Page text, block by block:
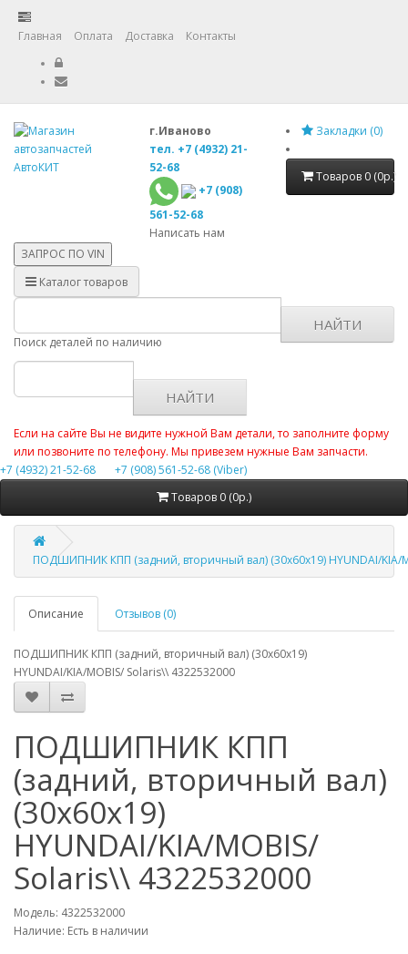
Главная Оплата Доставка Контакты
г.Иваново
тел. +7 (4932) 21-
52-68
+7 (908)
561-52-68
Написать нам
Закладки (0)
Товаров 0 (0р.)
ЗАПРОС ПО VIN
Каталог товаров
Поиск деталей по наличию
НАЙТИ
НАЙТИ
Если на сайте Вы не видите нужной Вам детали, то заполните форму
или позвоните по телефону. Мы привезем нужные Вам запчасти.
+7 (4932) 21-52-68
+7 (908) 561-52-68 (Viber)
Товаров 0 (0р.)
ПОДШИПНИК КПП (задний, вторичный вал) (30х60x19) HYUNDAI/KIA/
Описание Отзывов (0)
ПОДШИПНИК КПП (задний, вторичный вал) (30х60x19)
HYUNDAI/KIA/MOBIS/ Solaris\\ 4322532000
ПОДШИПНИК КПП
(задний, вторичный вал)
(30х60x19)
HYUNDAI/KIA/MOBIS/
Solaris\\ 4322532000
Модель: 4322532000
Наличие: Есть в наличии